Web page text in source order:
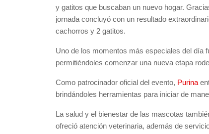
y gatitos que buscaban un nuevo hogar.
jornada concluyó con un resultado
cachorros y 2 gatitos.
Uno de los momentos más especiales del día
permitiéndoles comenzar una nueva etapa
Como patrocinador oficial del evento, Purina
brindándoles herramientas para iniciar de
La salud y el bienestar de las mascotas
ofreció atención veterinaria, además de